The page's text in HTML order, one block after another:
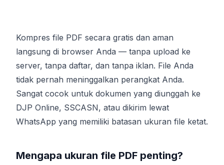
Kompres file PDF secara gratis dan aman
langsung di browser Anda — tanpa upload ke
server, tanpa daftar, dan tanpa iklan. File Anda
tidak pernah meninggalkan perangkat Anda.
Sangat cocok untuk dokumen yang diunggah ke
DJP Online, SSCASN, atau dikirim lewat
WhatsApp yang memiliki batasan ukuran file ketat.
Mengapa ukuran file PDF penting?